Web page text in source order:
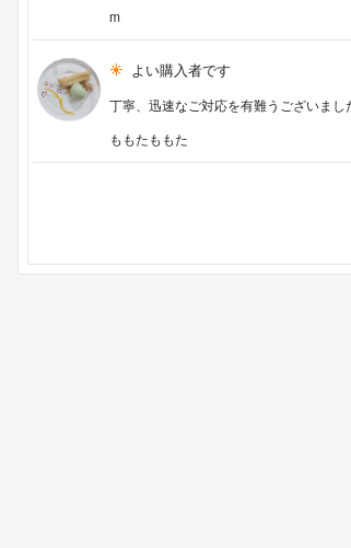
m
よい購入者です
丁寧、迅速なご対応を有難うございま
ももたももた